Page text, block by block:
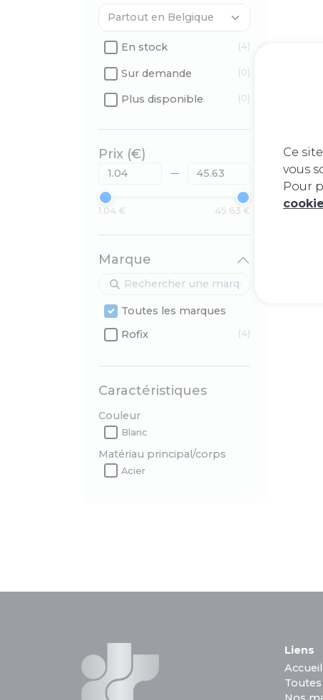
En stock (4)
Sur demande (0)
Plus disponible (0)
Prix (€)
1.04 € 45.63 €
Marque
Toutes les marques
Rofix
(4)
Caractéristiques
Couleur
Blanc
Matériau principal/corps
Acier
Liens
Accueil
Ce
vous
Pour